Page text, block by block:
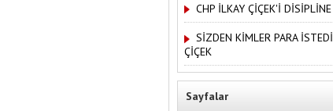
CHP İLKAY ÇİÇEK'İ
SİZDEN KİMLER PARA
ÇİÇEK
Sayfalar